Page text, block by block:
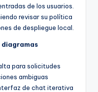
de los usuarios.
revisar su política
de despliegue local.
diagramas
para solicitudes
ambiguas
de chat iterativa